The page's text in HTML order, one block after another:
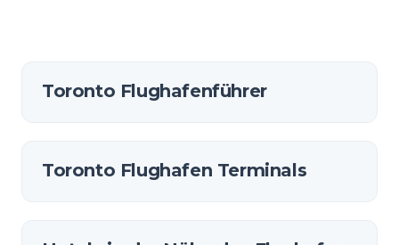
Toronto Flughafenführer
Toronto Flughafen Terminals